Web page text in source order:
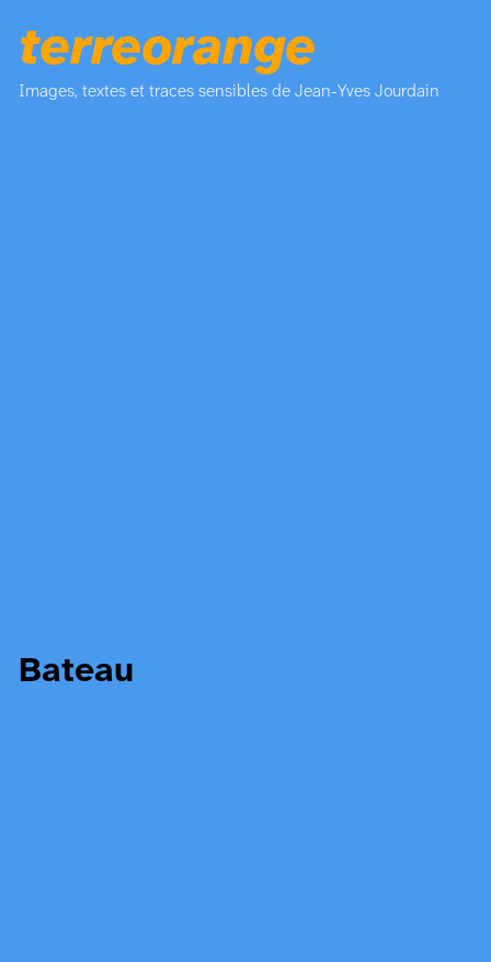
terreorange
Images, textes et traces sensibles de Jean-Yves Jourdain
Bateau